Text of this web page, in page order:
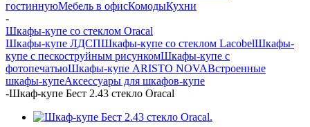
гостиннуюМебель в офисКомодыКухни
-
Шкафы-купе со стеклом Oracal
Шкафы-купе ЛДСПШкафы-купе со стеклом LacobelШкафы-
купе с пескоструйным рисункомШкафы-купе с
фотопечатьюШкафы-купе ARISTO NOVAВстроенные
шкафы-купеАксессуары для шкафов-купе
-Шкаф-купе Бест 2.43 стекло Oracal